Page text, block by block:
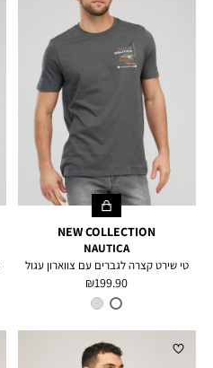
NEW COLLECTION
NAUTICA
טי שירט קצרה לגברים עם צווארון עגול
מחיר
מוצר
199.90 ₪
צבע
White